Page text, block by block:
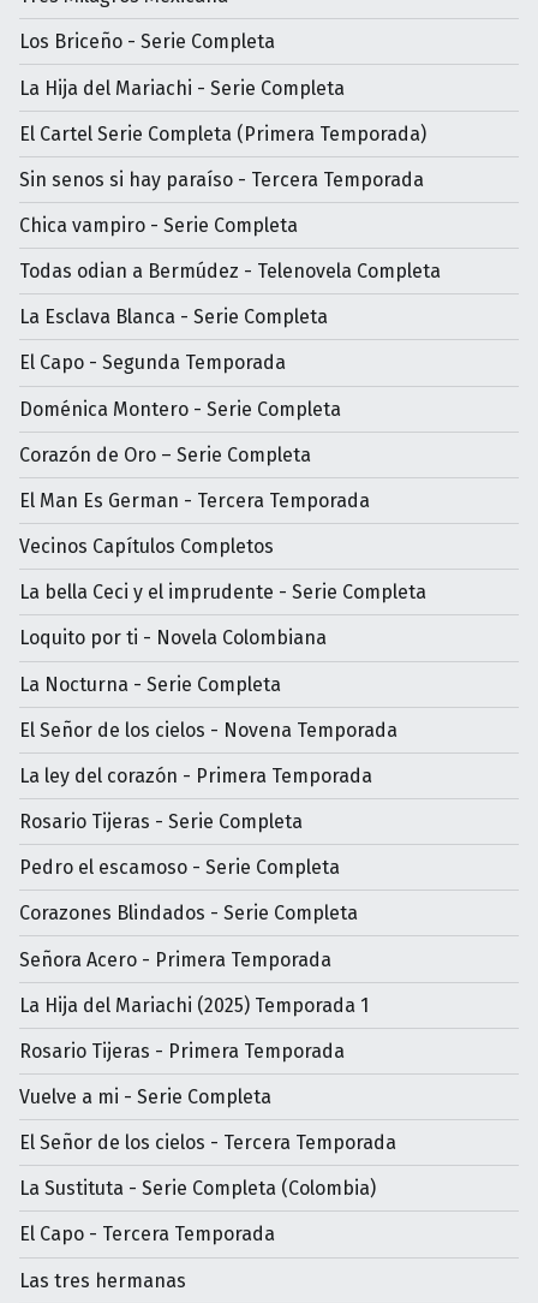
Los Briceño - Serie Completa
La Hija del Mariachi - Serie Completa
El Cartel Serie Completa (Primera Temporada)
Sin senos si hay paraíso - Tercera Temporada
Chica vampiro - Serie Completa
Todas odian a Bermúdez - Telenovela Completa
La Esclava Blanca - Serie Completa
El Capo - Segunda Temporada
Doménica Montero - Serie Completa
Corazón de Oro – Serie Completa
El Man Es German - Tercera Temporada
Vecinos Capítulos Completos
La bella Ceci y el imprudente - Serie Completa
Loquito por ti - Novela Colombiana
La Nocturna - Serie Completa
El Señor de los cielos - Novena Temporada
La ley del corazón - Primera Temporada
Rosario Tijeras - Serie Completa
Pedro el escamoso - Serie Completa
Corazones Blindados - Serie Completa
Señora Acero - Primera Temporada
La Hija del Mariachi (2025) Temporada 1
Rosario Tijeras - Primera Temporada
Vuelve a mi - Serie Completa
El Señor de los cielos - Tercera Temporada
La Sustituta - Serie Completa (Colombia)
El Capo - Tercera Temporada
Las tres hermanas